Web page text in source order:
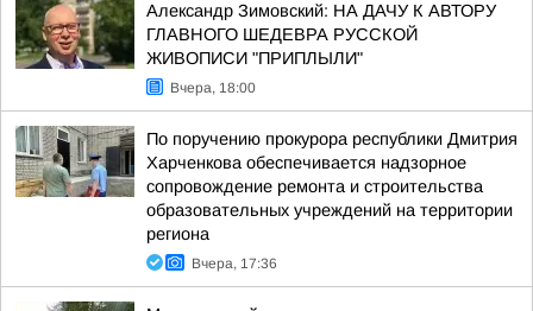
Александр Зимовский: НА ДАЧУ К АВТОРУ
ГЛАВНОГО ШЕДЕВРА РУССКОЙ
ЖИВОПИСИ "ПРИПЛЫЛИ"
Вчера, 18:00
По поручению прокурора республики Дмитрия
Харченкова обеспечивается надзорное
сопровождение ремонта и строительства
образовательных учреждений на территории
региона
Вчера, 17:36